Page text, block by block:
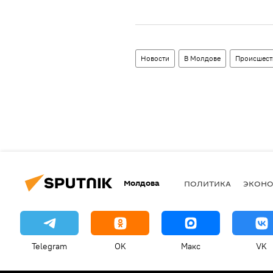
Новости В Молдове
Молдова ПОЛИТИКА
Telegram OK Макс VK